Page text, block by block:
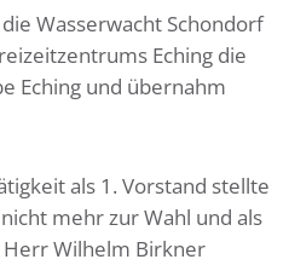
Wasserwacht Schondorf
Eching die
Eching und übernahm
als 1. Vorstand stellte
mehr zur Wahl und als
Wilhelm Birkner